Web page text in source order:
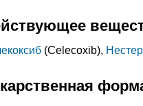
(Celecoxib),